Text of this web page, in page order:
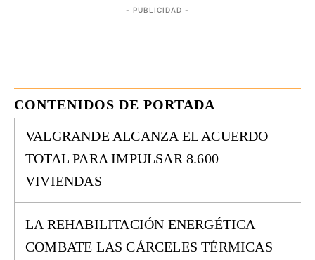
- PUBLICIDAD -
CONTENIDOS DE PORTADA
VALGRANDE ALCANZA EL ACUERDO
TOTAL PARA IMPULSAR 8.600
VIVIENDAS
LA REHABILITACIÓN ENERGÉTICA
COMBATE LAS CÁRCELES TÉRMICAS